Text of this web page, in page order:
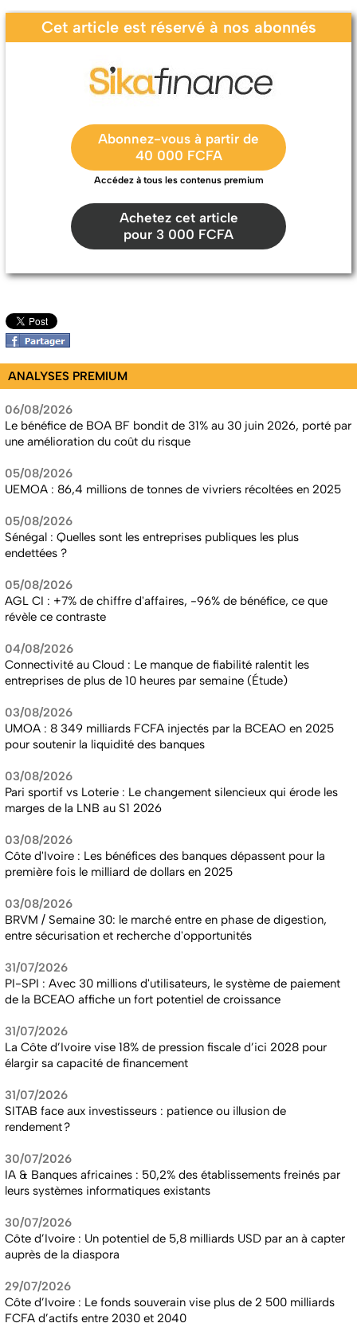
Cet article est réservé à nos abonnés
Abonnez-vous à partir de
40 000 FCFA
Accédez à tous les contenus premium
Achetez cet article
pour 3 000 FCFA
ANALYSES PREMIUM
06/08/2026
Le bénéfice de BOA BF bondit de 31% au 30 juin 2026, porté par
une amélioration du coût du risque
05/08/2026
UEMOA : 86,4 millions de tonnes de vivriers récoltées en 2025
05/08/2026
Sénégal : Quelles sont les entreprises publiques les plus
endettées ?
05/08/2026
AGL CI : +7% de chiffre d'affaires, -96% de bénéfice, ce que
révèle ce contraste
04/08/2026
Connectivité au Cloud : Le manque de fiabilité ralentit les
entreprises de plus de 10 heures par semaine (Étude)
03/08/2026
UMOA : 8 349 milliards FCFA injectés par la BCEAO en 2025
pour soutenir la liquidité des banques
03/08/2026
Pari sportif vs Loterie : Le changement silencieux qui érode les
marges de la LNB au S1 2026
03/08/2026
Côte d'Ivoire : Les bénéfices des banques dépassent pour la
première fois le milliard de dollars en 2025
03/08/2026
BRVM / Semaine 30: le marché entre en phase de digestion,
entre sécurisation et recherche d'opportunités
31/07/2026
PI-SPI : Avec 30 millions d'utilisateurs, le système de paiement
de la BCEAO affiche un fort potentiel de croissance
31/07/2026
La Côte d’Ivoire vise 18% de pression fiscale d’ici 2028 pour
élargir sa capacité de financement
31/07/2026
SITAB face aux investisseurs : patience ou illusion de
rendement ?
30/07/2026
IA & Banques africaines : 50,2% des établissements freinés par
leurs systèmes informatiques existants
30/07/2026
Côte d’Ivoire : Un potentiel de 5,8 milliards USD par an à capter
auprès de la diaspora
29/07/2026
Côte d’Ivoire : Le fonds souverain vise plus de 2 500 milliards
FCFA d’actifs entre 2030 et 2040